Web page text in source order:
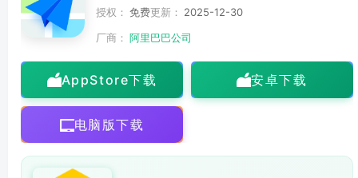
授权： 免费更新：
2025-12-30
厂商： 阿里巴巴公司
AppStore下载 安卓下载
电脑版下载